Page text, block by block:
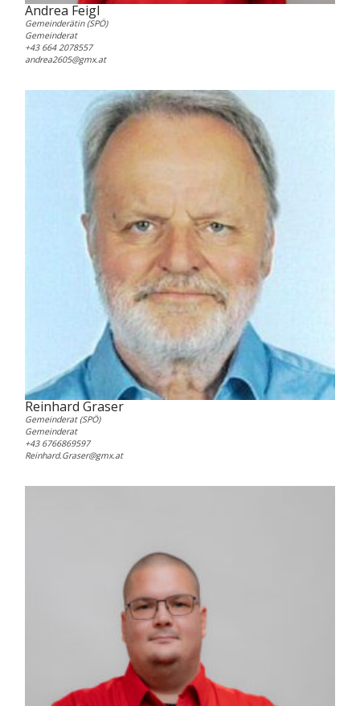
Andrea Feigl
Gemeinderätin (SPÖ)
Gemeinderat
+43 664 2078557
andrea2605@gmx.at
Reinhard Graser
Gemeinderat (SPÖ)
Gemeinderat
+43 6766869597
Reinhard.Graser@gmx.at